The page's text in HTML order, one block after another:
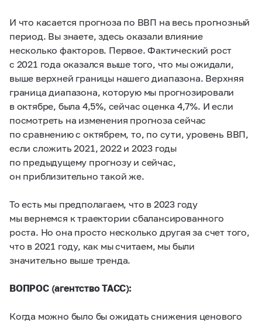
И что касается прогноза по ВВП на весь прогнозный
период. Вы знаете, здесь оказали влияние
несколько факторов. Первое. Фактический рост
с 2021 года оказался выше того, что мы ожидали,
выше верхней границы нашего диапазона. Верхняя
граница диапазона, которую мы прогнозировали
в октябре, была 4,5%, сейчас оценка 4,7%. И если
посмотреть на изменения прогноза сейчас
по сравнению с октябрем, то, по сути, уровень ВВП,
если сложить 2021, 2022 и 2023 годы
по предыдущему прогнозу и сейчас,
он приблизительно такой же.
То есть мы предполагаем, что в 2023 году
мы вернемся к траектории сбалансированного
роста. Но она просто несколько другая за счет того,
что в 2021 году, как мы считаем, мы были
значительно выше тренда.
ВОПРОС (агентство ТАСС):
Когда можно было бы ожидать снижения ценового